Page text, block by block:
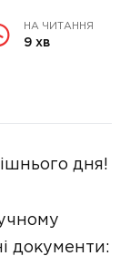
НА ЧИТАННЯ
9 хв
дня!
документи: